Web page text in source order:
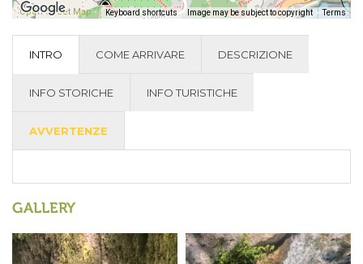
Open Street Map- Keyboard shortcuts Image may be subject to copyright Terms
INTRO COME ARRIVARE DESCRIZIONE
INFO STORICHE INFO TURISTICHE
AVVERTENZE
GALLERY